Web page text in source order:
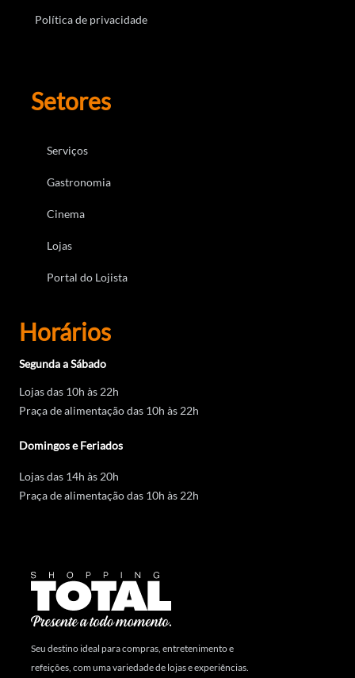
Política de privacidade
Setores
Serviços
Gastronomia
Cinema
Lojas
Portal do Lojista
Horários
Segunda a Sábado
Lojas das 10h às 22h
Praça de alimentação das 10h às 22h
Domingos e Feriados
Lojas das 14h às 20h
Praça de alimentação das 10h às 22h
Seu destino ideal para compras, entretenimento e
refeições, com uma variedade de lojas e experiências.